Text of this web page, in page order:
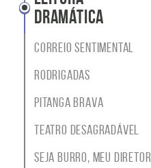
projeto
Entrar
ocupação
Dramática
Correio Sentimental
Rodrigadas
Pitanga Brava
Teatro Desagradável
Seja Burro, Meu Diretor